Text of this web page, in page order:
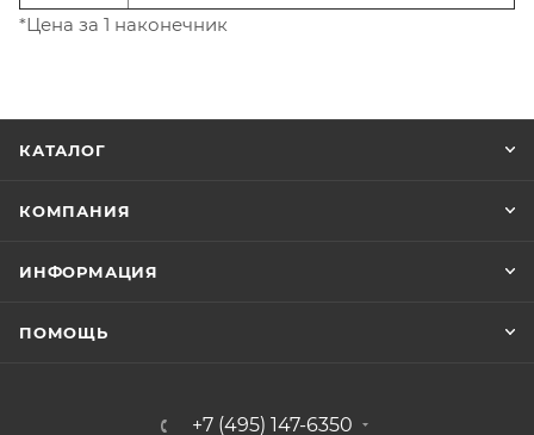
*Цена за 1 наконечник
КАТАЛОГ
КОМПАНИЯ
ИНФОРМАЦИЯ
ПОМОЩЬ
+7 (495) 147-6350